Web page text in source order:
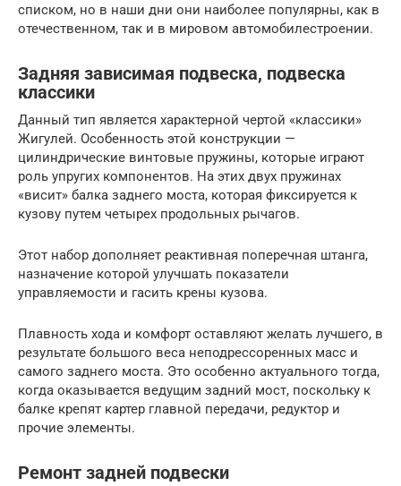
списком, но в наши дни они наиболее популярны, как в
отечественном, так и в мировом автомобилестроении.
Задняя зависимая подвеска, подвеска
классики
Данный тип является характерной чертой «классики»
Жигулей. Особенность этой конструкции —
цилиндрические винтовые пружины, которые играют
роль упругих компонентов. На этих двух пружинах
«висит» балка заднего моста, которая фиксируется к
кузову путем четырех продольных рычагов.
Этот набор дополняет реактивная поперечная штанга,
назначение которой улучшать показатели
управляемости и гасить крены кузова.
Плавность хода и комфорт оставляют желать лучшего, в
результате большого веса неподрессоренных масс и
самого заднего моста. Это особенно актуального тогда,
когда оказывается ведущим задний мост, поскольку к
балке крепят картер главной передачи, редуктор и
прочие элементы.
Ремонт задней подвески